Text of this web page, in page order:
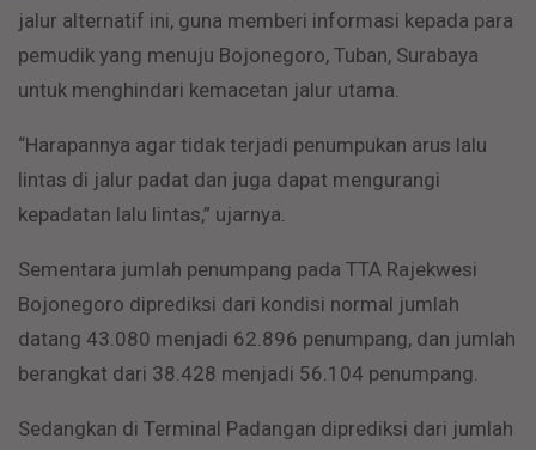
jalur alternatif ini, guna memberi informasi kepada para
pemudik yang menuju Bojonegoro, Tuban, Surabaya
untuk menghindari kemacetan jalur utama.
“Harapannya agar tidak terjadi penumpukan arus lalu
lintas di jalur padat dan juga dapat mengurangi
kepadatan lalu lintas,” ujarnya.
Sementara jumlah penumpang pada TTA Rajekwesi
Bojonegoro diprediksi dari kondisi normal jumlah
datang 43.080 menjadi 62.896 penumpang, dan jumlah
berangkat dari 38.428 menjadi 56.104 penumpang.
Sedangkan di Terminal Padangan diprediksi dari jumlah